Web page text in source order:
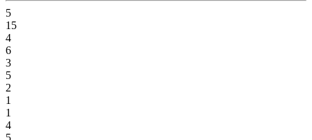
5
15
4
6
3
5
2
1
1
4
5